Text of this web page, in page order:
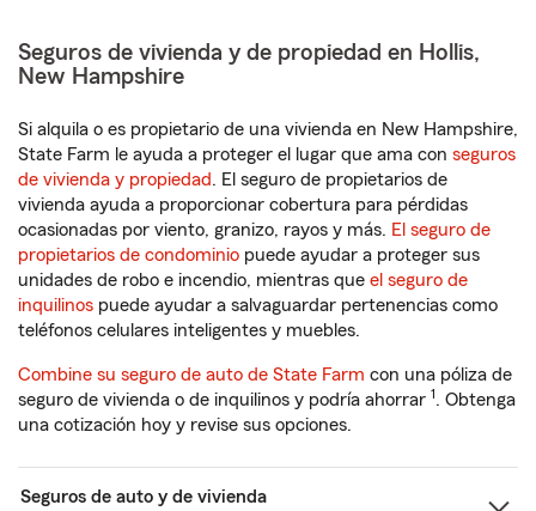
Seguros de vivienda y de propiedad en Hollis,
New Hampshire
Si alquila o es propietario de una vivienda en New Hampshire,
State Farm le ayuda a proteger el lugar que ama con seguros
de vivienda y propiedad. El seguro de propietarios de
vivienda ayuda a proporcionar cobertura para pérdidas
ocasionadas por viento, granizo, rayos y más. El seguro de
propietarios de condominio puede ayudar a proteger sus
unidades de robo e incendio, mientras que el seguro de
inquilinos puede ayudar a salvaguardar pertenencias como
teléfonos celulares inteligentes y muebles.
Combine su seguro de auto de State Farm con una póliza de
seguro de vivienda o de inquilinos y podría ahorrar 1. Obtenga
una cotización hoy y revise sus opciones.
Seguros de auto y de vivienda